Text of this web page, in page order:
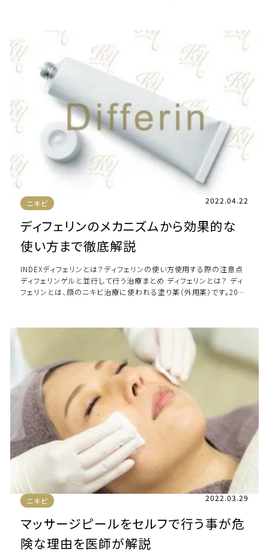
ニキビ 2022.04.22
ディフェリンのメカニズムから効果的な
使い方まで徹底解説
INDEXディフェリンとは？ディフェリンの使い方使用する際の注意点
ディフェリンゲルと並行して行う治療まとめ ディフェリンとは？ ディ
フェリンとは、顔のニキビ治療に使われる塗り薬（外用薬）です。2008
ニキビ 2022.03.29
マッサージピールをセルフで行う事が危
険な理由を医師が解説